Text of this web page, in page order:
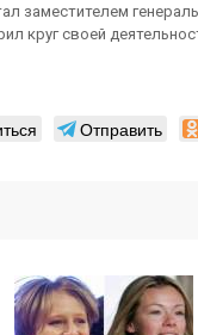
заместителем
круг своей
Отправить